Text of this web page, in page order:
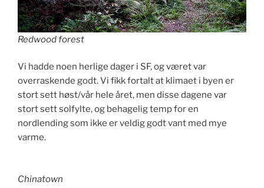
Redwood forest
Vi hadde noen herlige dager i SF, og været var
overraskende godt. Vi fikk fortalt at klimaet i byen er
stort sett høst/vår hele året, men disse dagene var
stort sett solfylte, og behagelig temp for en
nordlending som ikke er veldig godt vant med mye
varme.
Chinatown